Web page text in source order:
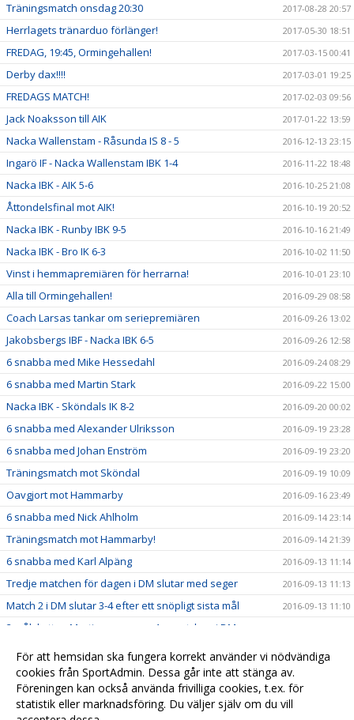
Träningsmatch onsdag 20:30 2017-08-28 20:57
Herrlagets tränarduo förlänger! 2017-05-30 18:51
FREDAG, 19:45, Ormingehallen! 2017-03-15 00:41
Derby dax!!!! 2017-03-01 19:25
FREDAGS MATCH! 2017-02-03 09:56
Jack Noaksson till AIK 2017-01-22 13:59
Nacka Wallenstam - Råsunda IS 8 - 5 2016-12-13 23:15
Ingarö IF - Nacka Wallenstam IBK 1-4 2016-11-22 18:48
Nacka IBK - AIK 5-6 2016-10-25 21:08
Åttondelsfinal mot AIK! 2016-10-19 20:52
Nacka IBK - Runby IBK 9-5 2016-10-16 21:49
Nacka IBK - Bro IK 6-3 2016-10-02 11:50
Vinst i hemmapremiären för herrarna! 2016-10-01 23:10
Alla till Ormingehallen! 2016-09-29 08:58
Coach Larsas tankar om seriepremiären 2016-09-26 13:02
Jakobsbergs IBF - Nacka IBK 6-5 2016-09-26 12:58
6 snabba med Mike Hessedahl 2016-09-24 08:29
6 snabba med Martin Stark 2016-09-22 15:00
Nacka IBK - Sköndals IK 8-2 2016-09-20 00:02
6 snabba med Alexander Ulriksson 2016-09-19 23:28
6 snabba med Johan Enström 2016-09-19 23:20
Träningsmatch mot Sköndal 2016-09-19 10:09
Oavgjort mot Hammarby 2016-09-16 23:49
6 snabba med Nick Ahlholm 2016-09-14 23:14
Träningsmatch mot Hammarby! 2016-09-14 21:39
6 snabba med Karl Alpäng 2016-09-13 11:14
Tredje matchen för dagen i DM slutar med seger 2016-09-13 11:13
Match 2 i DM slutar 3-4 efter ett snöpligt sista mål 2016-09-13 11:10
2 målskytten Martin summerar 1:a matchen i DM
Phille stämplar ut från Camp Gimo 2016-09-13 11:06
Lördagens andra halvlek summeras av Wille 2016-09-13 11:04
Halvtidssnack med Släggan 2016-09-13 11:02
För att hemsidan ska fungera korrekt använder vi nödvändiga
cookies från SportAdmin. Dessa går inte att stänga av.
Föreningen kan också använda frivilliga cookies, t.ex. för
statistik eller marknadsföring. Du väljer själv om du vill